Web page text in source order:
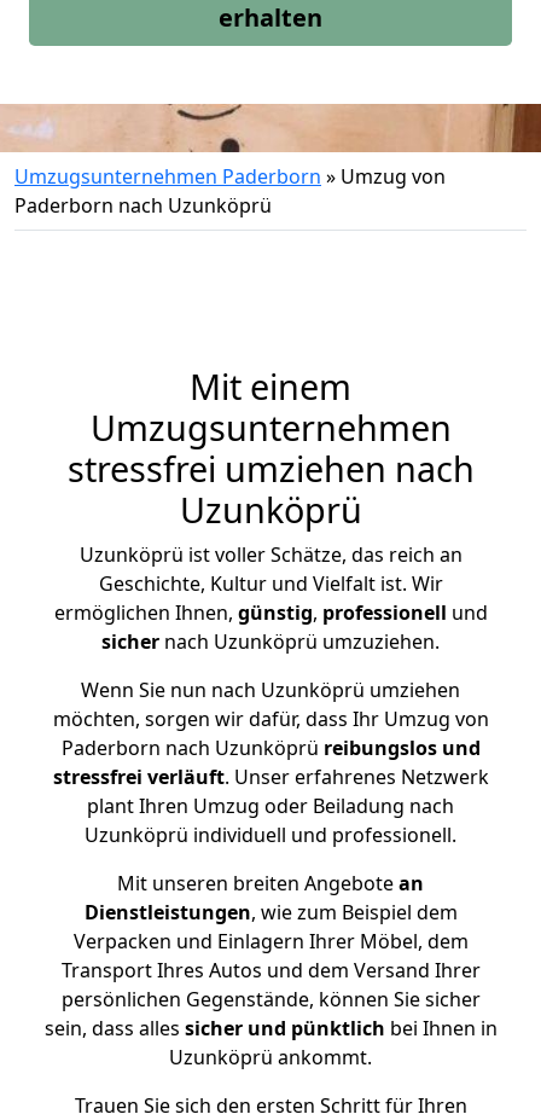
erhalten
Umzugsunternehmen Paderborn » Umzug von
Paderborn nach Uzunköprü
Mit einem
Umzugsunternehmen
stressfrei umziehen nach
Uzunköprü
Uzunköprü ist voller Schätze, das reich an
Geschichte, Kultur und Vielfalt ist. Wir
ermöglichen Ihnen, günstig, professionell und
sicher nach Uzunköprü umzuziehen.
Wenn Sie nun nach Uzunköprü umziehen
möchten, sorgen wir dafür, dass Ihr Umzug von
Paderborn nach Uzunköprü reibungslos und
stressfrei verläuft. Unser erfahrenes Netzwerk
plant Ihren Umzug oder Beiladung nach
Uzunköprü individuell und professionell.
Mit unseren breiten Angebotean
Dienstleistungen, wie zum Beispiel dem
Verpacken und Einlagern Ihrer Möbel, dem
Transport Ihres Autos und dem Versand Ihrer
persönlichen Gegenstände, können Sie sicher
sein, dass alles sicher und pünktlich bei Ihnen in
Uzunköprü ankommt.
Trauen Sie sich den ersten Schritt für Ihren